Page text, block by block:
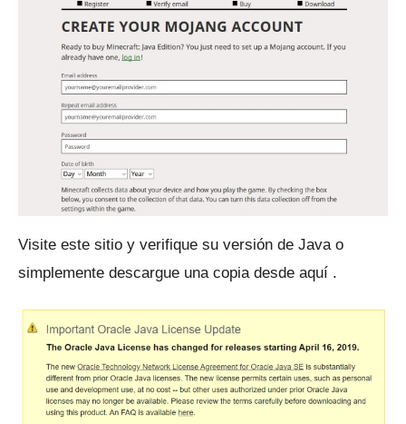
Visite este sitio y verifique su versión de Java o
simplemente descargue una copia desde aquí .